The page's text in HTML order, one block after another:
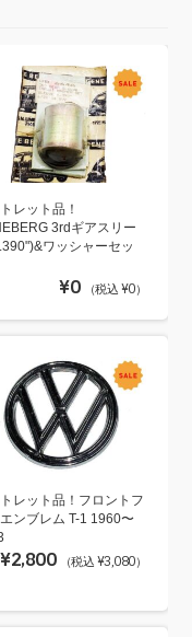
レット品！
3rdギアスリー
ワッシャーセッ
¥0 （税込 ¥0）
レット品！フロントフ
ンブレム T-1 1960〜
¥2,800 （税込 ¥3,080）